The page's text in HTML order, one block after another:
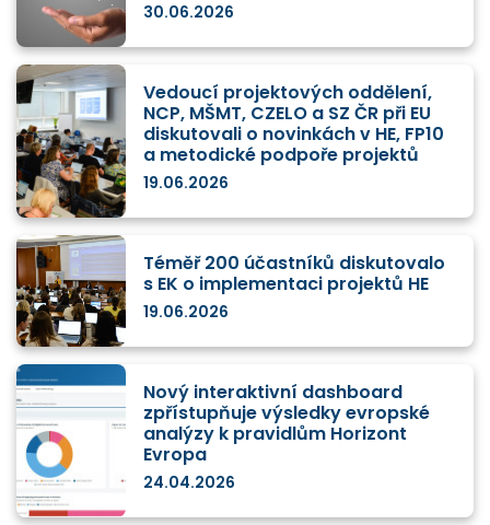
30.06.2026
Vedoucí projektových oddělení,
NCP, MŠMT, CZELO a SZ ČR při EU
diskutovali o novinkách v HE, FP10
a metodické podpoře projektů
19.06.2026
Téměř 200 účastníků diskutovalo
s EK o implementaci projektů HE
19.06.2026
Nový interaktivní dashboard
zpřístupňuje výsledky evropské
analýzy k pravidlům Horizont
Evropa
24.04.2026